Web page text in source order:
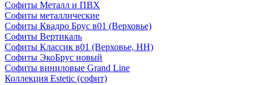
Софиты Металл и ПВХ
Софиты металлические
Софиты Квадро Брус в01 (Верховье)
Софиты Вертикаль
Софиты Классик в01 (Верховье, НН)
Софиты ЭкоБрус новый
Софиты виниловые Grand Line
Коллекция Estetic (софит)